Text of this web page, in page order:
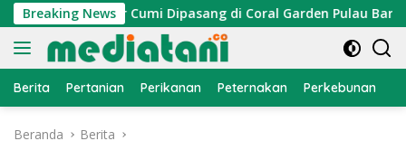
Langsung
ke
konten
Breaking News
Cumi Dipasang di Coral Garden Pulau Barrang Caddi
Berita Pertanian Perikanan Peternakan Perkebunan
Beranda Berita